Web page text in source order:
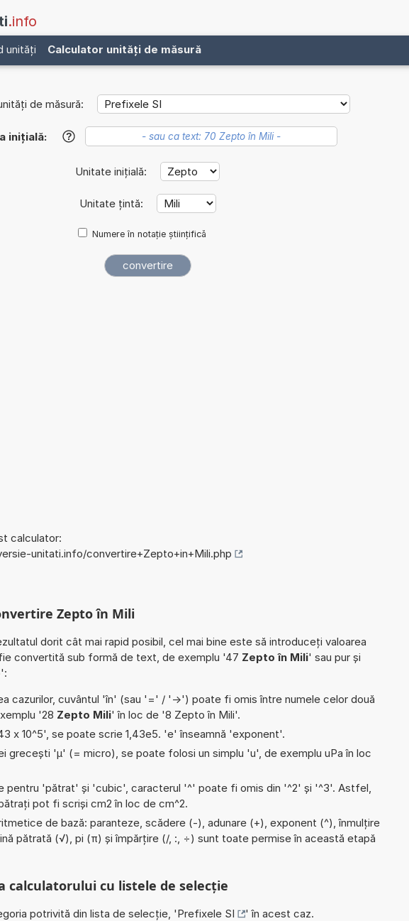
.info
unități Calculator unități de măsură
de măsură:
inițială: ?
Unitate inițială:
Unitate țintă:
Numere în notație științifică
calculator:
unitati.info/convertire+Zepto+in+Mili.php
Zepto în Mili
dorit cât mai rapid posibil, cel mai bine este să introduceți valoarea
convertită sub formă de text, de exemplu '47 Zepto în Mili' sau pur și
':
cazurilor, cuvântul 'în' (sau '=' / '->') poate fi omis între numele celor două
'28 Zepto Mili' în loc de '8 Zepto în Mili'.
x 10^5', se poate scrie 1,43e5. 'e' înseamnă 'exponent'.
grecești 'µ' (= micro), se poate folosi un simplu 'u', de exemplu uPa în loc
pentru 'pătrat' și 'cubic', caracterul '^' poate fi omis din '^2' și '^3'. Astfel,
pot fi scriși cm2 în loc de cm^2.
de bază: paranteze, scădere (-), adunare (+), exponent (^), înmulțire
pătrată (√), pi (π) și împărțire (/, :, ÷) sunt toate permise în această etapă
calculatorului cu listele de selecție
potrivită din lista de selecție, 'Prefixele SI
' în acest caz.